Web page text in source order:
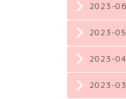
2023-06
2023-05
2023-04
2023-03